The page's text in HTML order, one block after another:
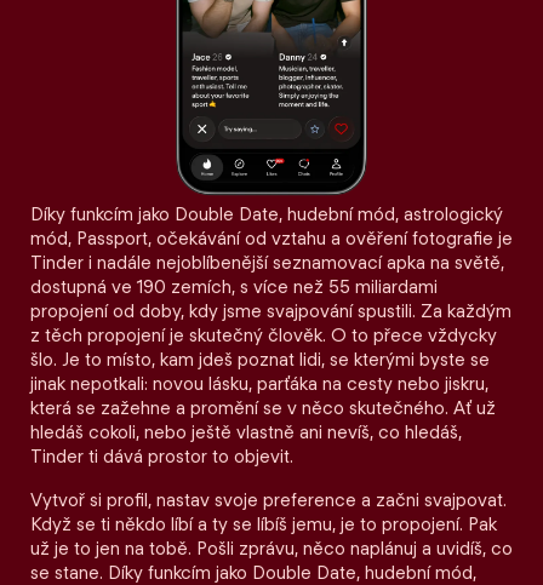
Díky funkcím jako Double Date, hudební mód, astrologický
mód, Passport, očekávání od vztahu a ověření fotografie je
Tinder i nadále nejoblíbenější seznamovací apka na světě,
dostupná ve 190 zemích, s více než 55 miliardami
propojení od doby, kdy jsme svajpování spustili. Za každým
z těch propojení je skutečný člověk. O to přece vždycky
šlo. Je to místo, kam jdeš poznat lidi, se kterými byste se
jinak nepotkali: novou lásku, parťáka na cesty nebo jiskru,
která se zažehne a promění se v něco skutečného. Ať už
hledáš cokoli, nebo ještě vlastně ani nevíš, co hledáš,
Tinder ti dává prostor to objevit.
Vytvoř si profil, nastav svoje preference a začni svajpovat.
Když se ti někdo líbí a ty se líbíš jemu, je to propojení. Pak
už je to jen na tobě. Pošli zprávu, něco naplánuj a uvidíš, co
se stane. Díky funkcím jako Double Date, hudební mód,